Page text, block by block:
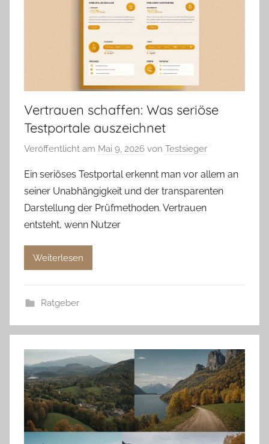
Vertrauen schaffen: Was seriöse
Testportale auszeichnet
Veröffentlicht am Mai 9, 2026 von Testsieger
Ein seriöses Testportal erkennt man vor allem an
seiner Unabhängigkeit und der transparenten
Darstellung der Prüfmethoden. Vertrauen
entsteht, wenn Nutzer
Weiterlesen
Ratgeber